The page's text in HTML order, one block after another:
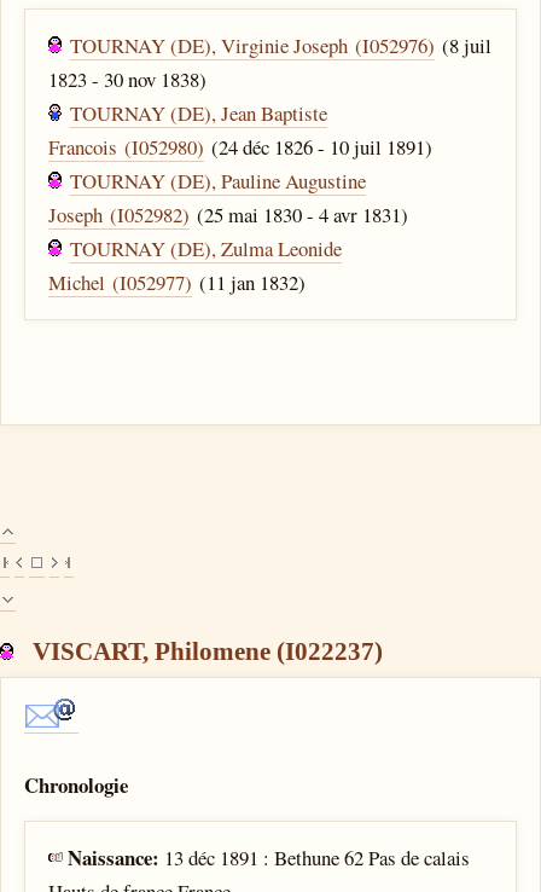
TOURNAY (DE), Virginie Joseph (I052976) (8 juil
1823 - 30 nov 1838)
TOURNAY (DE), Jean Baptiste
Francois (I052980) (24 déc 1826 - 10 juil 1891)
TOURNAY (DE), Pauline Augustine
Joseph (I052982) (25 mai 1830 - 4 avr 1831)
TOURNAY (DE), Zulma Leonide
Michel (I052977) (11 jan 1832)
VISCART, Philomene (I022237)
Chronologie
Naissance: 13 déc 1891 : Bethune 62 Pas de calais